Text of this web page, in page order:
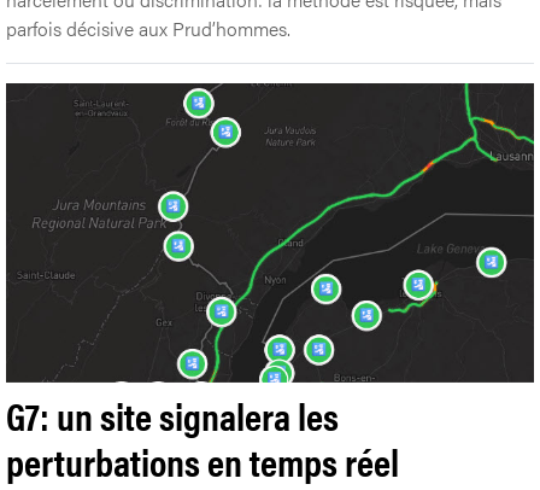
parfois décisive aux Prud’hommes.
G7: un site signalera les
perturbations en temps réel